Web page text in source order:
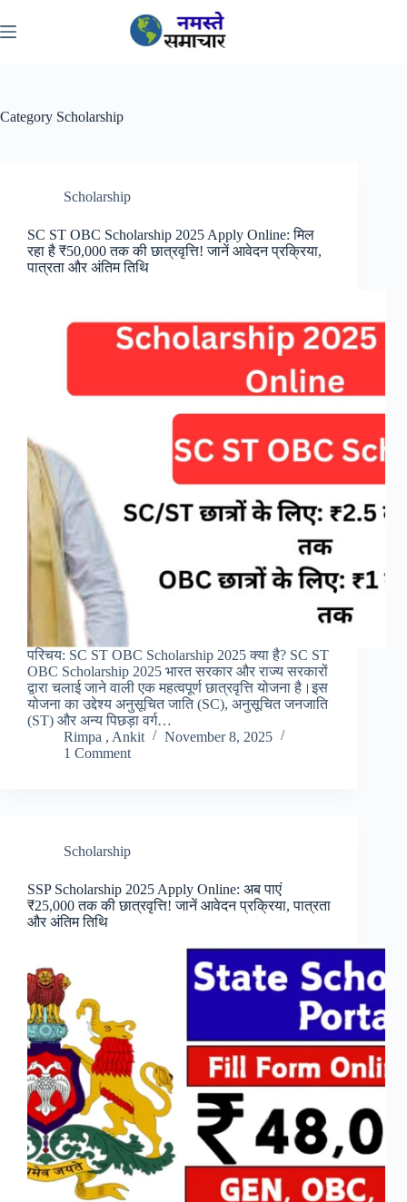
to
content
Category Scholarship
Scholarship
SC ST OBC Scholarship 2025 Apply Online: मिल
रहा है ₹50,000 तक की छात्रवृत्ति! जानें आवेदन प्रक्रिया,
पात्रता और अंतिम तिथि
परिचय: SC ST OBC Scholarship 2025 क्या है? SC ST
OBC Scholarship 2025 भारत सरकार और राज्य सरकारों
द्वारा चलाई जाने वाली एक महत्वपूर्ण छात्रवृत्ति योजना है।इस
योजना का उद्देश्य अनुसूचित जाति (SC), अनुसूचित जनजाति
(ST) और अन्य पिछड़ा वर्ग…
Rimpa , Ankit
November 8, 2025
1 Comment
Scholarship
SSP Scholarship 2025 Apply Online: अब पाएं
₹25,000 तक की छात्रवृत्ति! जानें आवेदन प्रक्रिया, पात्रता
और अंतिम तिथि